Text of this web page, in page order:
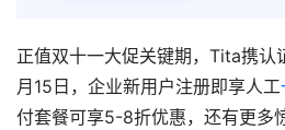
正值双十一大促关键期，Tita携认
月15日，企业新用户注册即享人工
付套餐可享5-8折优惠，还有更多